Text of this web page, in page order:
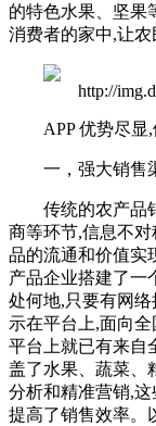
的特色水果、坚果
消费者的家中,让农
APP 优势尽显
一，强大销售
传统的农产品
商等环节,信息不
品的流通和价值实
产品企业搭建了一
处何地,只要有网
示在平台上,面向
平台上就已有来自
盖了水果、蔬菜、
分析和精准营销,
提高了销售效率。